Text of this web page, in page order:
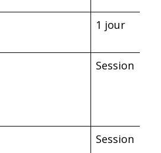
1 jour
Session
Session